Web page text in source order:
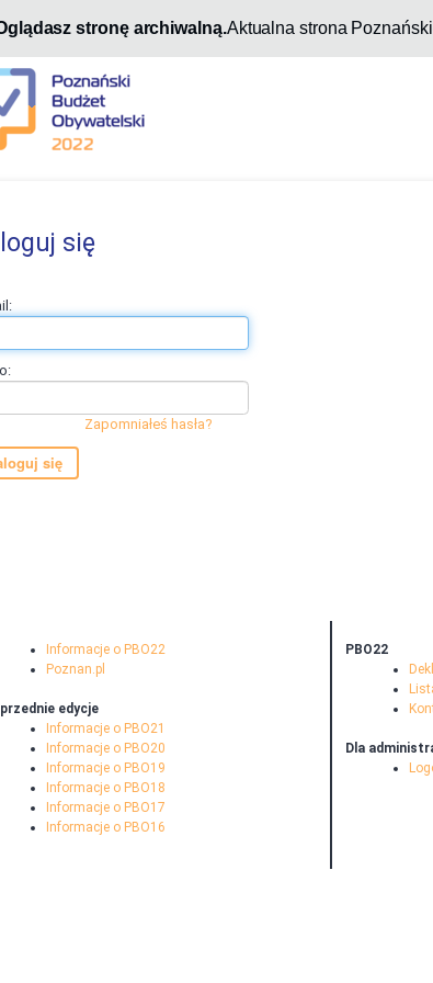
stronę archiwalną.Aktualna strona
się
Zapomniałeś hasła?
Informacje o PBO22
Poznan.pl
edycje
Informacje o PBO21
Informacje o PBO20
Informacje o PBO19
Informacje o PBO18
Informacje o PBO17
Informacje o PBO16
PBO22
Dla